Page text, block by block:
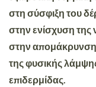
στη σύσφιξη του
στην ενίσχυση της
στην
της φυσικής
επιδερμίδας.